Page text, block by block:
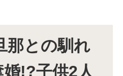
那との馴れ
!?子供2人